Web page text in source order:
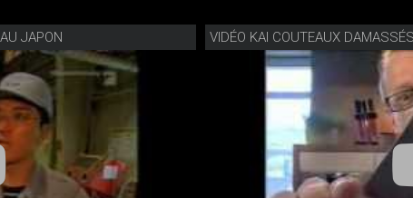
JAPON VIDÉO KAI COUTEAUX